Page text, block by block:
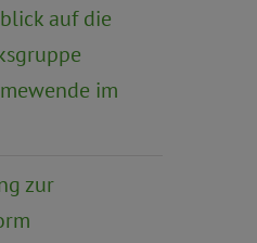
auf die
im
zur